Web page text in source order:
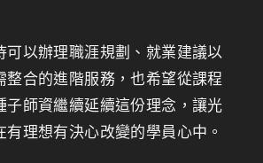
可以辦理職涯規劃、就業建議以
整合的進階服務，也希望從課程
子師資繼續延續這份理念，讓光
理想有決心改變的學員心中。